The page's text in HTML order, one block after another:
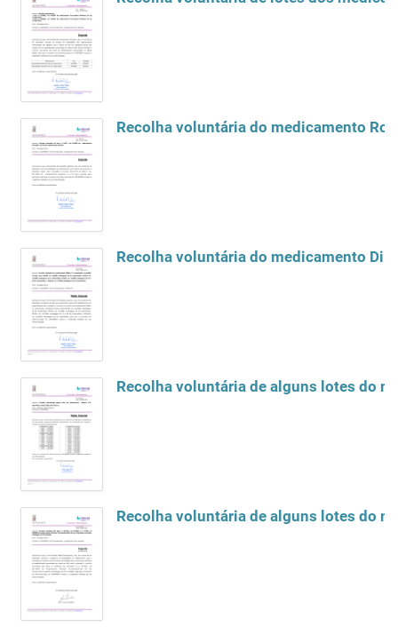
Recolha voluntária do medicamento
Recolha voluntária do medicamento
Recolha voluntária de alguns lotes do
Recolha voluntária de alguns lotes do